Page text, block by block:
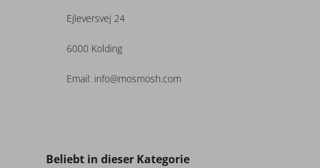
Ejleversvej 24
6000 Kolding
Email: info@mosmosh.com
Beliebt in dieser Kategorie